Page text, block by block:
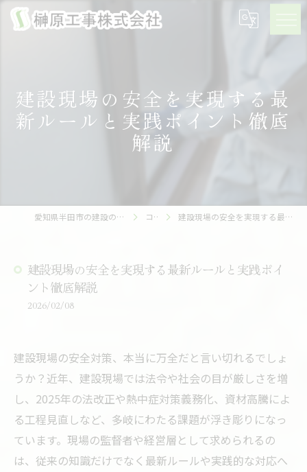
建設現場の安全を実現する最
新ルールと実践ポイント徹底
解説
愛知県半田市の建設の求人なら榊原工事株式会社 コラム 建設現場の安全を実現する最新ルールと実践ポイント徹底解説
建設現場の安全を実現する最新ルールと実践ポイ
ント徹底解説
2026/02/08
建設現場の安全対策、本当に万全だと言い切れるでしょ
うか？近年、建設現場では法令や社会の目が厳しさを増
し、2025年の法改正や熱中症対策義務化、資材高騰によ
る工程見直しなど、多岐にわたる課題が浮き彫りになっ
ています。現場の監督者や経営層として求められるの
は、従来の知識だけでなく最新ルールや実践的な対応へ